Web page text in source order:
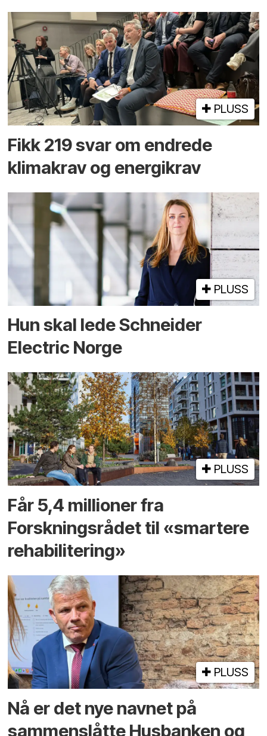
PLUSS
Fikk 219 svar om endrede
klimakrav og energikrav
PLUSS
Hun skal lede Schneider
Electric Norge
PLUSS
Får 5,4 millioner fra
Forskningsrådet til «smartere
rehabilitering»
PLUSS
Nå er det nye navnet på
sammenslåtte Husbanken og